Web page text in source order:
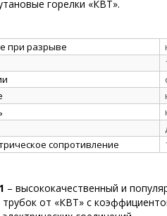
горелки «КВТ».
при разрыве
сопротивление
– высококачественный и
от «КВТ» с